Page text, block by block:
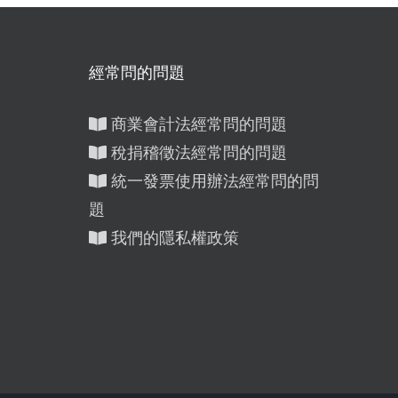
經常問的問題
商業會計法經常問的問題
稅捐稽徵法經常問的問題
統一發票使用辦法經常問的問
題
我們的隱私權政策